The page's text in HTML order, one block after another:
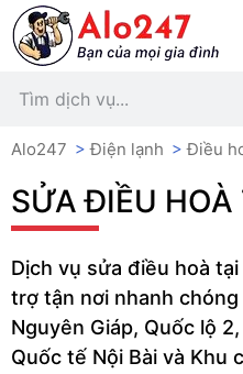
Alo247 >Điện lạnh >Điều
SỬA ĐIỀU HOÀ
Dịch vụ sửa điều hoà
trợ tận nơi nhanh
Nguyên Giáp, Quốc lộ
Quốc tế Nội Bài và Khu